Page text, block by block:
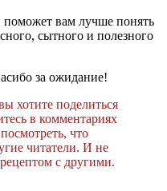
вам лучше понять
сытного и полезного
за ожидание!
хотите поделиться
в комментариях
что
читатели. И не
с другими.